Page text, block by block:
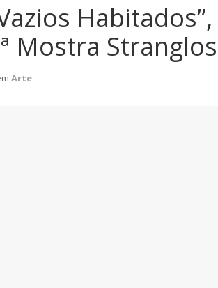
Mostra
Arte